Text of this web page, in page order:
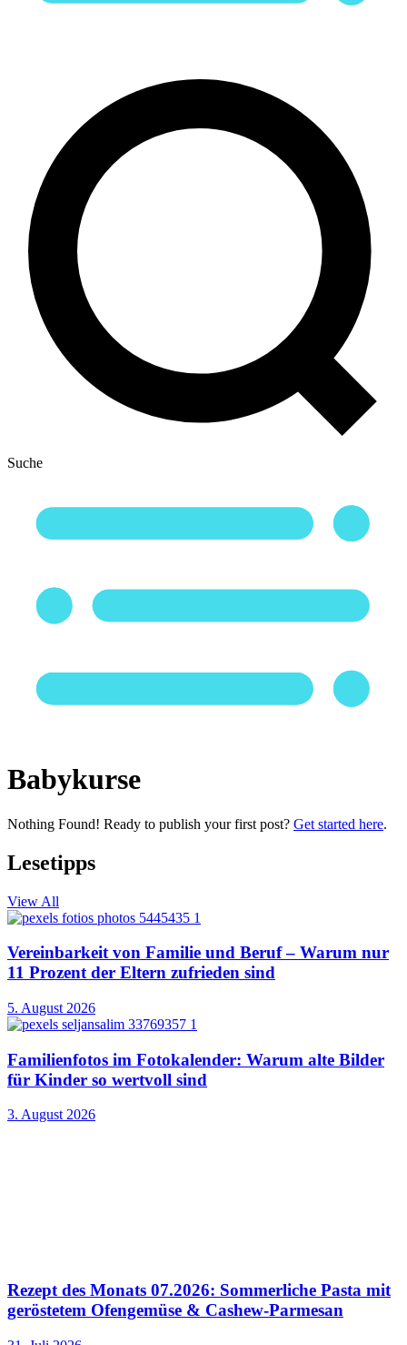
Suche
Babykurse
Nothing Found! Ready to publish your first post? Get started here.
Lesetipps
View All
Vereinbarkeit von Familie und Beruf – Warum nur
11 Prozent der Eltern zufrieden sind
5. August 2026
Familienfotos im Fotokalender: Warum alte Bilder
für Kinder so wertvoll sind
3. August 2026
Rezept des Monats 07.2026: Sommerliche Pasta mit
geröstetem Ofengemüse & Cashew-Parmesan